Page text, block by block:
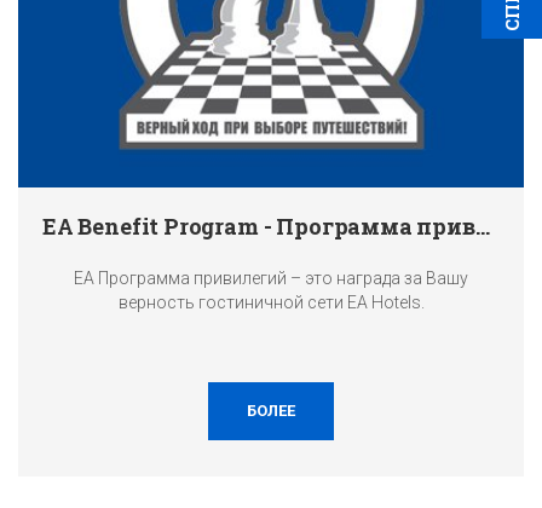
EA Benefit Program - Программа привилегий
EA Программа привилегий – это награда за Вашу
верность гостиничной сети EA Hotels.
БОЛЕЕ